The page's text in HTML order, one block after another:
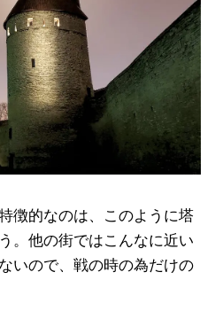
徴的なのは、このように塔
。他の街ではこんなに近い
いので、戦の時の為だけの